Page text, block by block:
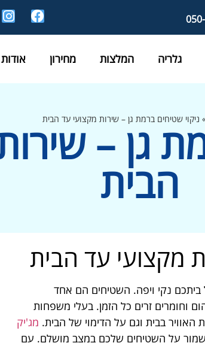
גלריה המלצות מחירון אודות
ניקוי שטיחים ברמת גן – שירות מקצועי עד הבית
גן –
הבית
מקצועי עד הבית
נקי ויפה. השטיחים הם אחד
וחומרים זרים כל הזמן. בעלי משפחות
בבית וגם על הדימוי של הבית. מג'יק
על השטיחים שלכם במצב מושלם. עם